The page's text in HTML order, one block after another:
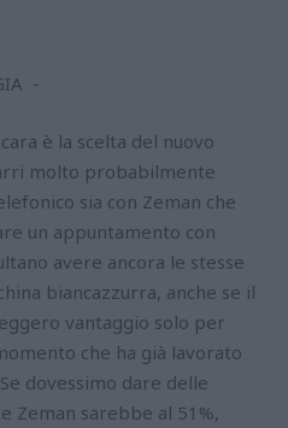
-
è la scelta del nuovo
molto probabilmente
sia con Zeman che
un appuntamento con
avere ancora le stesse
biancazzurra, anche se il
vantaggio solo per
che ha già lavorato
dovessimo dare delle
Zeman sarebbe al 51%,